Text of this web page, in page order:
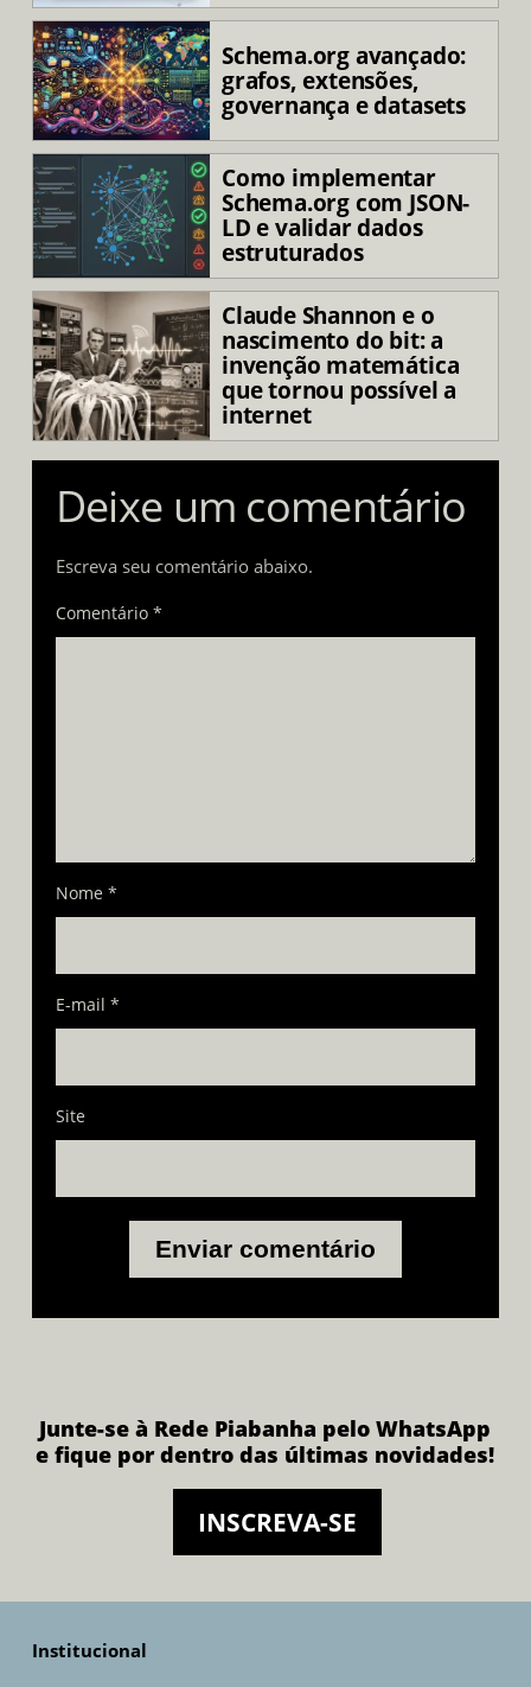
Schema.org avançado:
grafos, extensões,
governança e datasets
Como implementar
Schema.org com JSON-
LD e validar dados
estruturados
Claude Shannon e o
nascimento do bit: a
invenção matemática
que tornou possível a
internet
Deixe um comentário
Escreva seu comentário abaixo.
Comentário *
Nome *
E-mail *
Site
Junte-se à Rede Piabanha pelo WhatsApp
e fique por dentro das últimas novidades!
INSCREVA-SE
Institucional